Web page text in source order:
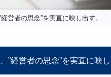
営者の思念”を実直に映し出す。
”経営者の思念”を実直に映し